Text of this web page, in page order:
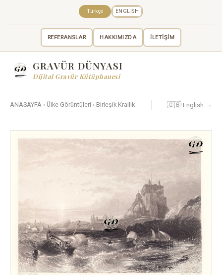
REFERANSLAR HAKKIMIZDA İLETİŞİM
Türkçe ENGLISH
GRAVÜR DÜNYASI
Dijital Gravür Kütüphanesi
ANASAYFA › Ülke Görüntüleri › Birleşik Krallık 🇬🇧 English →